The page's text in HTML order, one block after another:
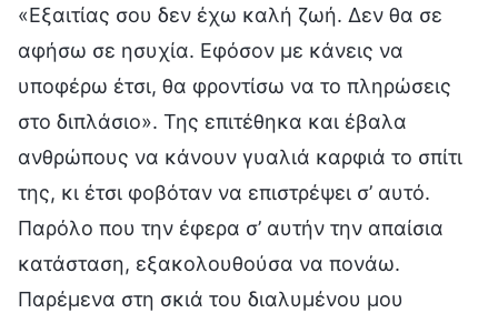
«Εξαιτίας σου δεν έχω καλή ζωή. Δεν θα σε
αφήσω σε ησυχία. Εφόσον με κάνεις να
υποφέρω έτσι, θα φροντίσω να το πληρώσεις
στο διπλάσιο». Της επιτέθηκα και έβαλα
ανθρώπους να κάνουν γυαλιά καρφιά το σπίτι
της, κι έτσι φοβόταν να επιστρέψει σ’ αυτό.
Παρόλο που την έφερα σ’ αυτήν την απαίσια
κατάσταση, εξακολουθούσα να πονάω.
Παρέμενα στη σκιά του διαλυμένου μου